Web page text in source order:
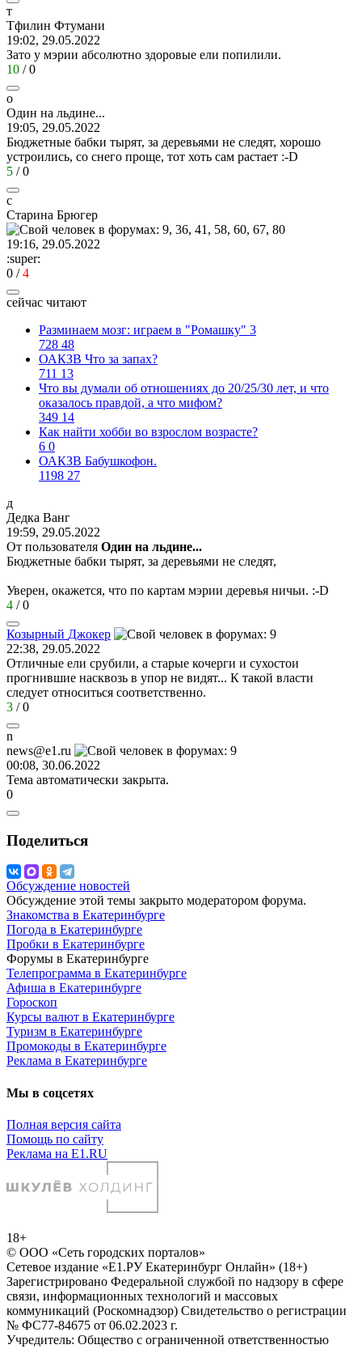
т
Тфилин Фтумани
19:02, 29.05.2022
Зато у мэрии абсолютно здоровые ели попилили.
10 /0
о
Один на льдине...
19:05, 29.05.2022
Бюджетные бабки тырят, за деревьями не следят, хорошо
устроились, со снего проще, тот хоть сам растает :-D
5 /0
с
Старина Брюгер
19:16, 29.05.2022
:super:
0 /4
сейчас читают
Разминаем мозг: играем в "Ромашку" 3
728 48
ОАКЗВ Что за запах?
711 13
Что вы думали об отношениях до 20/25/30 лет, и что
оказалось правдой, а что мифом?
349 14
Как найти хобби во взрослом возрасте?
6 0
ОАКЗВ Бабушкофон.
1198 27
д
Дедка Ванг
19:59, 29.05.2022
От пользователя Один на льдине...
Бюджетные бабки тырят, за деревьями не следят,
Уверен, окажется, что по картам мэрии деревья ничьи. :-D
4 /0
Козырный Джокер
22:38, 29.05.2022
Отличные ели срубили, а старые кочерги и сухостои
прогнившие насквозь в упор не видят... К такой власти
следует относиться соответственно.
3 /0
n
news@e1.ru
00:08, 30.06.2022
Тема автоматически закрыта.
0
Поделиться
Обсуждение новостей
Обсуждение этой темы закрыто модератором форума.
Знакомства в Екатеринбурге
Погода в Екатеринбурге
Пробки в Екатеринбурге
Форумы в Екатеринбурге
Телепрограмма в Екатеринбурге
Афиша в Екатеринбурге
Гороскоп
Курсы валют в Екатеринбурге
Туризм в Екатеринбурге
Промокоды в Екатеринбурге
Реклама в Екатеринбурге
Мы в соцсетях
Полная версия сайта
Помощь по сайту
Реклама на E1.RU
18+
© ООО «Сеть городских порталов»
Сетевое издание «Е1.РУ Екатеринбург Онлайн» (18+)
Зарегистрировано Федеральной службой по надзору в сфере
связи, информационных технологий и массовых
коммуникаций (Роскомнадзор) Свидетельство о регистрации
№ ФС77-84675 от 06.02.2023 г.
Учредитель: Общество с ограниченной ответственностью